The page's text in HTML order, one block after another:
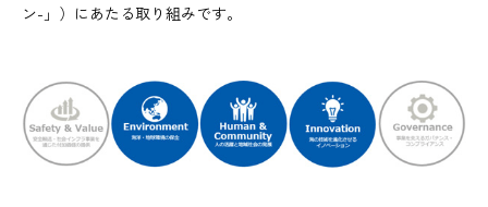
ン-」）にあたる取り組みです。